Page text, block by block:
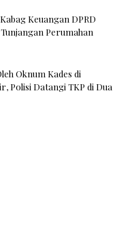
Keuangan DPRD
Perumahan
Oknum Kades di
Polisi Datangi TKP di Dua